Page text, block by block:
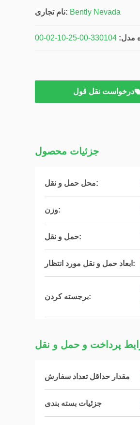
نام تجاری: Bently Nevada
مدل: 330104-00-25-10-02-00
درخواست نقل قول
جزئیات محصول
محل حمل و نقل:
وزن:
حمل و نقل:
ابعاد حمل و نقل مورد انتظار:
برجسته کردن:
پرداخت و حمل و نقل
مقدار حداقل تعداد سفارش
جزئیات بسته بندی